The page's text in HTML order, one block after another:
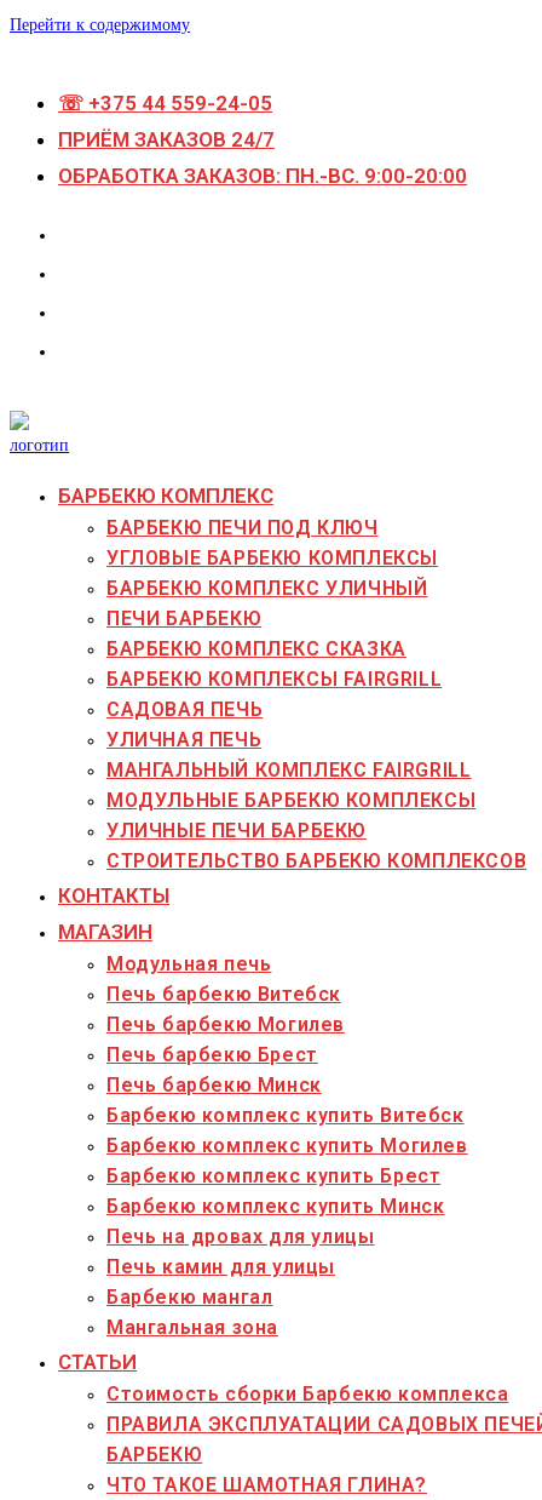
Перейти к содержимому
☏ +375 44 559-24-05
ПРИЁМ ЗАКАЗОВ 24/7
ОБРАБОТКА ЗАКАЗОВ: ПН.-ВС. 9:00-20:00
БАРБЕКЮ КОМПЛЕКС
БАРБЕКЮ ПЕЧИ ПОД КЛЮЧ
УГЛОВЫЕ БАРБЕКЮ КОМПЛЕКСЫ
БАРБЕКЮ КОМПЛЕКС УЛИЧНЫЙ
ПЕЧИ БАРБЕКЮ
БАРБЕКЮ КОМПЛЕКС СКАЗКА
БАРБЕКЮ КОМПЛЕКСЫ FAIRGRILL
САДОВАЯ ПЕЧЬ
УЛИЧНАЯ ПЕЧЬ
МАНГАЛЬНЫЙ КОМПЛЕКС FAIRGRILL
МОДУЛЬНЫЕ БАРБЕКЮ КОМПЛЕКСЫ
УЛИЧНЫЕ ПЕЧИ БАРБЕКЮ
СТРОИТЕЛЬСТВО БАРБЕКЮ КОМПЛЕКСОВ
КОНТАКТЫ
МАГАЗИН
Модульная печь
Печь барбекю Витебск
Печь барбекю Могилев
Печь барбекю Брест
Печь барбекю Минск
Барбекю комплекс купить Витебск
Барбекю комплекс купить Могилев
Барбекю комплекс купить Брест
Барбекю комплекс купить Минск
Печь на дровах для улицы
Печь камин для улицы
Барбекю мангал
Мангальная зона
СТАТЬИ
Стоимость сборки Барбекю комплекса
ПРАВИЛА ЭКСПЛУАТАЦИИ САДОВЫХ
БАРБЕКЮ
ЧТО ТАКОЕ ШАМОТНАЯ ГЛИНА?